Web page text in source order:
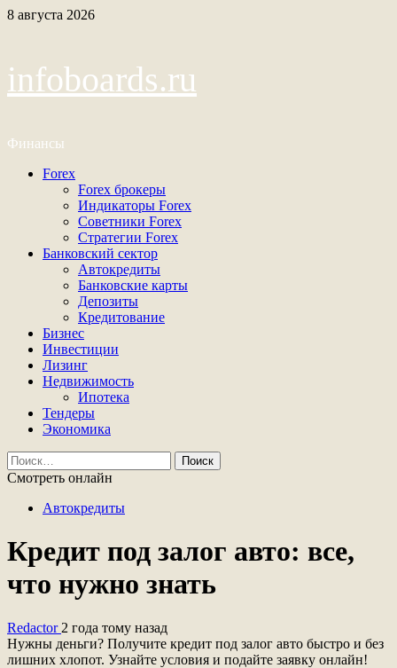
Перейти
8 августа 2026
infoboards.ru
Финансы
Основное
Forex
Forex брокеры
Индикаторы Forex
Советники Forex
Стратегии Forex
Банковский сектор
Автокредиты
Банковские карты
Депозиты
Кредитование
Бизнес
Инвестиции
Лизинг
Недвижимость
Ипотека
Тендеры
Экономика
Найти:
Смотреть онлайн
Автокредиты
Кредит под залог авто: все,
что нужно знать
Redactor 2 года тому назад
Нужны деньги? Получите кредит под залог авто быстро и без
лишних хлопот. Узнайте условия и подайте заявку онлайн!